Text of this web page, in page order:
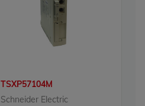
TSXP57104M
Schneider Electric